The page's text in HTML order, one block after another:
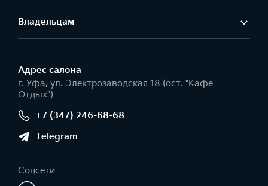
Владельцам
Адрес салонa
г. Уфа, ул. Электрозаводская 18 (ост. "Кафе
Отдых")
+7 (347) 246-68-68
Telegram
Соцсети